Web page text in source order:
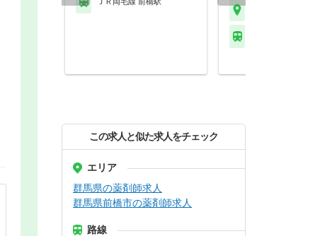
この求人と似た求人をチェック
エリア
群馬県の薬剤師求人
群馬県前橋市の薬剤師求人
路線